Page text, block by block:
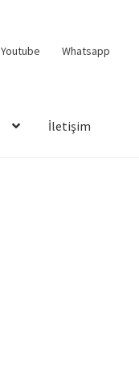
Youtube Whatsapp
İletişim